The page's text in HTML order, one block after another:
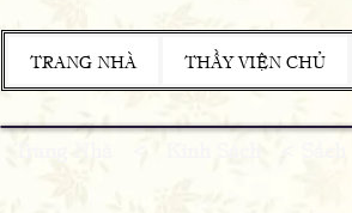
TRANG NHÀ THẦY VIỆN CHỦ